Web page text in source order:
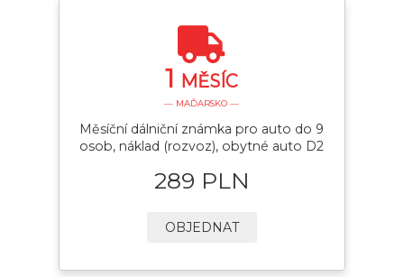
1 MĚSÍC
— MAĎARSKO —
Měsíční dálniční známka pro auto do 9
osob, náklad (rozvoz), obytné auto D2
289 PLN
OBJEDNAT